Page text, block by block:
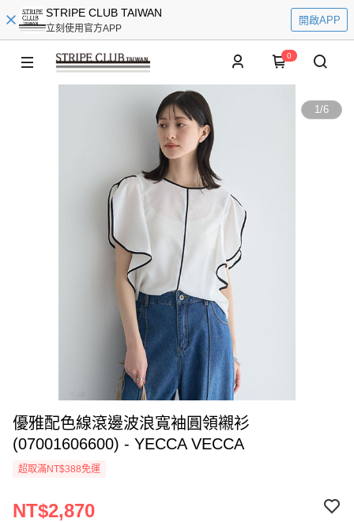
STRIPE CLUB TAIWAN
立刻使用官方APP
開啟APP
0
1/6
優雅配色線滾邊波浪寬袖圓領襯衫
(07001606600) - YECCA VECCA
超取滿NT$388免運
NT$2,870